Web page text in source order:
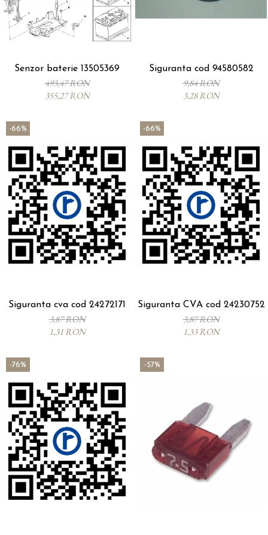
Senzor baterie 13505369
493,47 RON
355,27 RON
Siguranta cod 94580582
9,84 RON
3,28 RON
-66%
Siguranta cva cod 24272171
3,87 RON
1,31 RON
-66%
Siguranta CVA cod 24230752
3,87 RON
1,33 RON
-76% -57%